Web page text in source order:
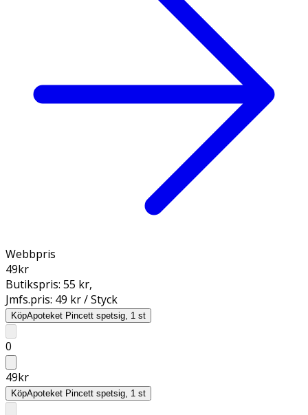
Webbpris
49kr
Butikspris: 55 kr,
Jmfs.pris: 49 kr / Styck
KöpApoteket Pincett spetsig, 1 st
0
49kr
KöpApoteket Pincett spetsig, 1 st